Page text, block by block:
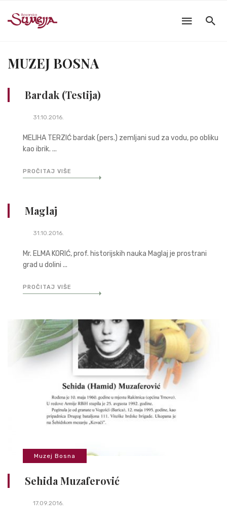
MUZEJ BOSNA
Bardak (Testija)
31.10.2016.
MELIHA TERZIĆ bardak (pers.) zemljani sud za vodu, po obliku
kao ibrik. ...
PROČITAJ VIŠE
Maglaj
31.10.2016.
Mr. ELMA KORIĆ, prof. historijskih nauka Maglaj je prostrani
grad u dolini ...
PROČITAJ VIŠE
Muzej Bosna
Sehida Muzaferović
17.09.2016.